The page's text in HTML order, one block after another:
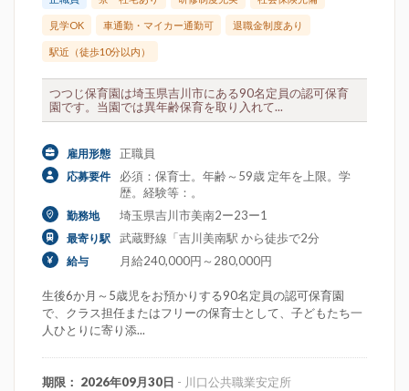
見学OK 車通勤・マイカー通勤可 退職金制度あり
駅近（徒歩10分以内）
つつじ保育園は埼玉県吉川市にある90名定員の認可保育
園です。当園では異年齢保育を取り入れて...
雇用形態 正職員
応募要件
必須：保育士。年齢～59歳 定年を上限。学
歴。経験等：。
勤務地 埼玉県吉川市美南2ー23ー1
最寄り駅 武蔵野線「吉川美南駅 から徒歩で2分
給与 月給240,000円～280,000円
生後6か月～5歳児をお預かりする90名定員の認可保育園
で、クラス担任またはフリーの保育士として、子どもたち一
人ひとりに寄り添...
期限： 2026年09月30日 - 川口公共職業安定所